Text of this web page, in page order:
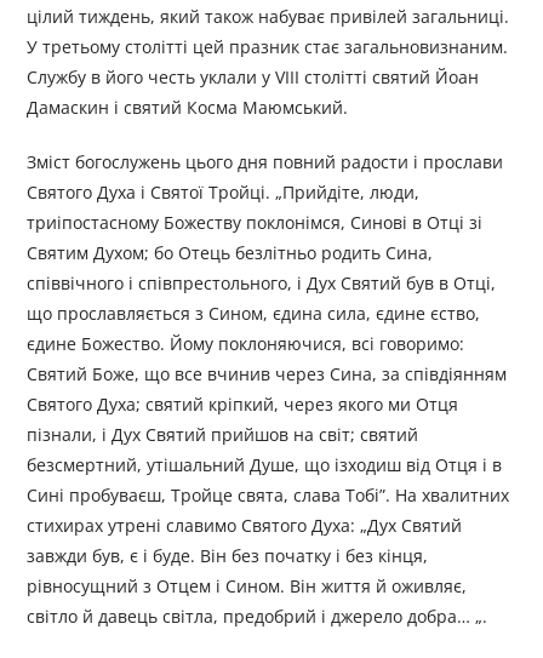
цілий тиждень, який також набуває привілей загальниці.
У третьому столітті цей празник стає загальновизнаним.
Службу в його честь уклали у VIII столітті святий Йоан
Дамаскин і святий Косма Маюмський.
Зміст богослужень цього дня повний радости і прослави
Святого Духа і Святої Тройці. „Прийдіте, люди,
триіпостасному Божеству поклонімся, Синові в Отці зі
Святим Духом; бо Отець безлітньо родить Сина,
співвічного і співпрестольного, і Дух Святий був в Отці,
що прославляється з Сином, єдина сила, єдине єство,
єдине Божество. Йому поклоняючися, всі говоримо:
Святий Боже, що все вчинив через Сина, за співдіянням
Святого Духа; святий кріпкий, через якого ми Отця
пізнали, і Дух Святий прийшов на світ; святий
безсмертний, утішальний Душе, що ізходиш від Отця і в
Сині пробуваєш, Тройце свята, слава Тобі”. На хвалитних
стихирах утрені славимо Святого Духа: „Дух Святий
завжди був, є і буде. Він без початку і без кінця,
рівносущний з Отцем і Сином. Він життя й оживляє,
світло й давець світла, предобрий і джерело добра… „.